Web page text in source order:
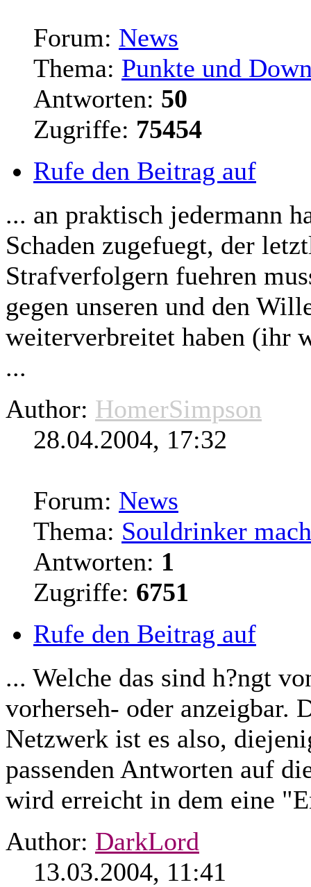
Forum: News
Thema: Punkte und
Antworten: 50
Zugriffe: 75454
Rufe den Beitrag auf
... an praktisch jedermann
Schaden zugefuegt, der
Strafverfolgern fuehren
gegen unseren und den
weiterverbreitet haben (ihr
...
Author: HomerSimpson
28.04.2004, 17:32
Forum: News
Thema: Souldrinker
Antworten: 1
Zugriffe: 6751
Rufe den Beitrag auf
... Welche das sind h?ngt
vorherseh- oder anzeigbar.
Netzwerk ist es also,
passenden Antworten auf
wird erreicht in dem eine
Author: DarkLord
13.03.2004, 11:41